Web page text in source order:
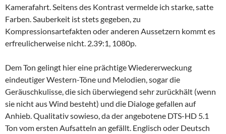
Kamerafahrt. Seitens des Kontrast vermelde ich starke, satte
Farben. Sauberkeit ist stets gegeben, zu
Kompressionsartefakten oder anderen Aussetzern kommt es
erfreulicherweise nicht. 2.39:1, 1080p.
Dem Ton gelingt hier eine prächtige Wiedererweckung
eindeutiger Western-Töne und Melodien, sogar die
Geräuschkulisse, die sich überwiegend sehr zurückhält (wenn
sie nicht aus Wind besteht) und die Dialoge gefallen auf
Anhieb. Qualitativ sowieso, da der angebotene DTS-HD 5.1
Ton vom ersten Aufsatteln an gefällt. Englisch oder Deutsch